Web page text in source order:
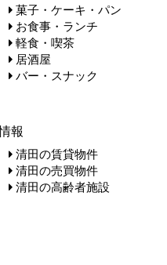
菓子・ケーキ・パン
お食事・ランチ
軽食・喫茶
居酒屋
バー・スナック
報
清田の賃貸物件
清田の売買物件
清田の高齢者施設